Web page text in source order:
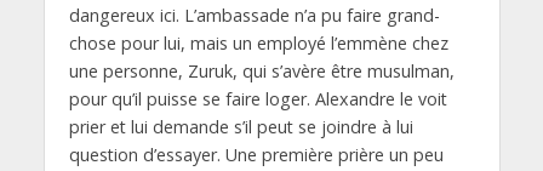
dangereux ici. L’ambassade n’a pu faire grand-
chose pour lui, mais un employé l’emmène chez
une personne, Zuruk, qui s’avère être musulman,
pour qu’il puisse se faire loger. Alexandre le voit
prier et lui demande s’il peut se joindre à lui
question d’essayer. Une première prière un peu